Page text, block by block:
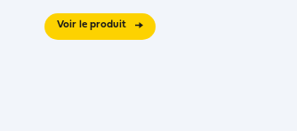
Voir le produit